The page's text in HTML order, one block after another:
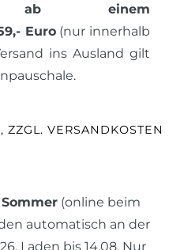
ab einem
Euro(nur innerhalb
ins Ausland gilt
VERSANDKOSTEN
Sommer (online beim
automatisch an der
Laden bis 14.08. Nur